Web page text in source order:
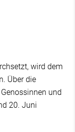
wird dem
Über die
und
20. Juni